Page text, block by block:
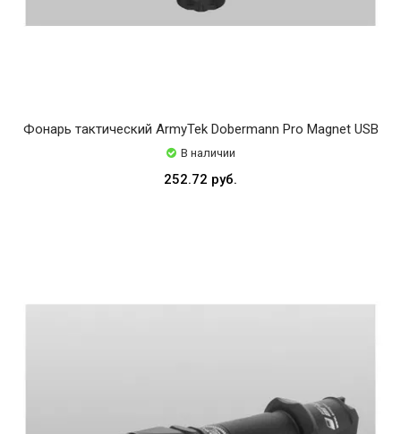
Фонарь тактический ArmyTek Dobermann Pro Magnet USB
В наличии
252.72 руб.